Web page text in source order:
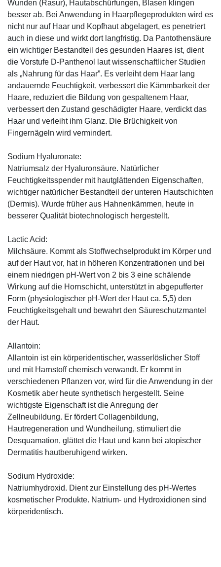
Wunden (Rasur), Hautabschürfungen, Blasen klingen
besser ab. Bei Anwendung in Haarpflegeprodukten wird es
nicht nur auf Haar und Kopfhaut abgelagert, es penetriert
auch in diese und wirkt dort langfristig. Da Pantothensäure
ein wichtiger Bestandteil des gesunden Haares ist, dient
die Vorstufe D-Panthenol laut wissenschaftlicher Studien
als „Nahrung für das Haar”. Es verleiht dem Haar lang
andauernde Feuchtigkeit, verbessert die Kämmbarkeit der
Haare, reduziert die Bildung von gespaltenem Haar,
verbessert den Zustand geschädigter Haare, verdickt das
Haar und verleiht ihm Glanz. Die Brüchigkeit von
Fingernägeln wird vermindert.
Sodium Hyaluronate:
Natriumsalz der Hyaluronsäure. Natürlicher
Feuchtigkeitsspender mit hautglättenden Eigenschaften,
wichtiger natürlicher Bestandteil der unteren Hautschichten
(Dermis). Wurde früher aus Hahnenkämmen, heute in
besserer Qualität biotechnologisch hergestellt.
Lactic Acid:
Milchsäure. Kommt als Stoffwechselprodukt im Körper und
auf der Haut vor, hat in höheren Konzentrationen und bei
einem niedrigen pH-Wert von 2 bis 3 eine schälende
Wirkung auf die Hornschicht, unterstützt in abgepufferter
Form (physiologischer pH-Wert der Haut ca. 5,5) den
Feuchtigkeitsgehalt und bewahrt den Säureschutzmantel
der Haut.
Allantoin:
Allantoin ist ein körperidentischer, wasserlöslicher Stoff
und mit Harnstoff chemisch verwandt. Er kommt in
verschiedenen Pflanzen vor, wird für die Anwendung in der
Kosmetik aber heute synthetisch hergestellt. Seine
wichtigste Eigenschaft ist die Anregung der
Zellneubildung. Er fördert Collagenbildung,
Hautregeneration und Wundheilung, stimuliert die
Desquamation, glättet die Haut und kann bei atopischer
Dermatitis hautberuhigend wirken.
Sodium Hydroxide:
Natriumhydroxid. Dient zur Einstellung des pH-Wertes
kosmetischer Produkte. Natrium- und Hydroxidionen sind
körperidentisch.